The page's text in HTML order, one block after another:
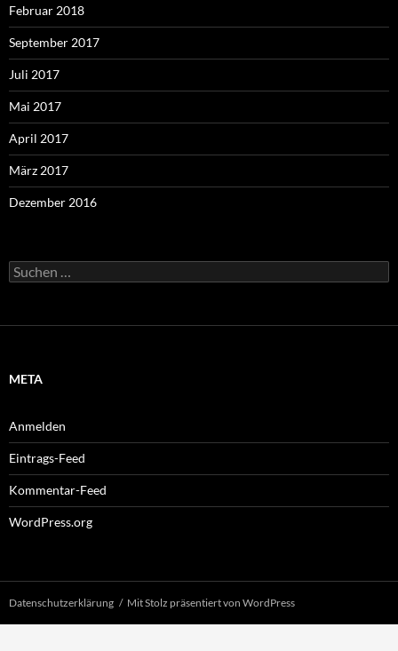
Februar 2018
September 2017
Juli 2017
Mai 2017
April 2017
März 2017
Dezember 2016
Suchen
nach:
META
Anmelden
Eintrags-Feed
Kommentar-Feed
WordPress.org
Datenschutzerklärung Mit Stolz präsentiert von WordPress